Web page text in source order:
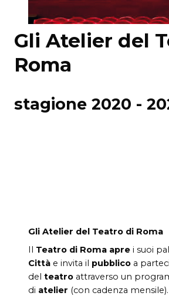
Gli Atelier del
Roma
stagione 2020 -
Gli Atelier del Teatro di Roma
Il Teatro di Roma apre i suoi
Città e invita il pubblico a
del teatro attraverso un
di atelier (con cadenza